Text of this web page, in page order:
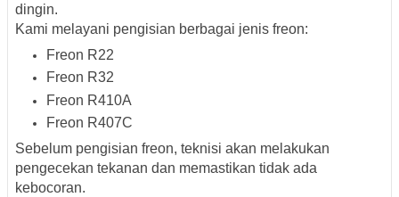
dingin.
Kami melayani pengisian berbagai jenis freon:
Freon R22
Freon R32
Freon R410A
Freon R407C
Sebelum pengisian freon, teknisi akan melakukan
pengecekan tekanan dan memastikan tidak ada
kebocoran.